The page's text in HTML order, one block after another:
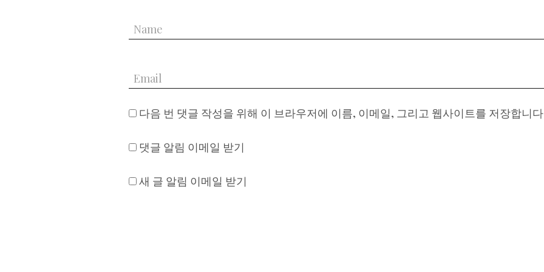
다음 번 댓글 작성을 위해 이 브라우저에 이름, 이메일, 그리고 웹사이트를 저장합니
댓글 알림 이메일 받기
새 글 알림 이메일 받기